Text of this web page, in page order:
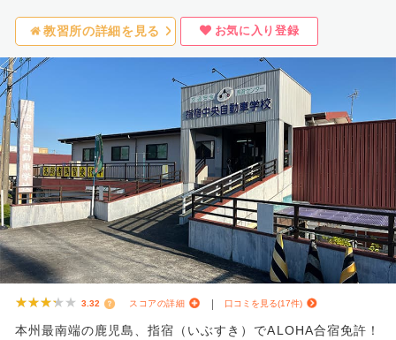
教習所の詳細を見る お気に入り登録
★★★★★
★★★★★ 3.32 スコアの詳細 口コミを見る(17件)
本州最南端の鹿児島、指宿（いぶすき）でALOHA合宿免許！